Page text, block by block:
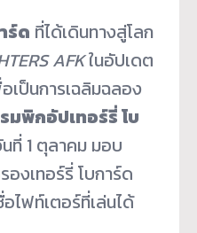
ร์ด ที่ได้เดินทางสู่โลก
AFKในอัปเดต
เป็นการเฉลิมฉลอง
มพิกอัปเทอร์รี่ โบ
ที่ 1 ตุลาคม มอบ
องเทอร์รี่ โบการ์ด
ไฟท์เตอร์ที่เล่นได้